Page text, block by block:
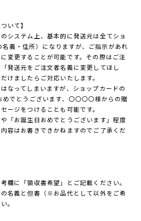
いて】
システム上、基本的に発送元は全てショ
義・住所）になりますが、ご指示があれ
変更することが可能です。その際はご注
発送元をご注文者名義に変更してほし
けましたらご対応いたします。
なってしまいますが、ショップカードの
でとうございます、〇〇〇〇様からの贈
ージをつけることも可能です。
「お誕生日おめでとうございます」程度
容はお書きできかねますのでご了承くだ
欄に「領収書希望」とご記載ください。
名義と但書（※お品代として以外をご希
。